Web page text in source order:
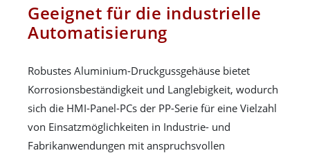
Geeignet für die industrielle
Automatisierung
Robustes Aluminium-Druckgussgehäuse bietet
Korrosionsbeständigkeit und Langlebigkeit, wodurch
sich die HMI-Panel-PCs der PP-Serie für eine Vielzahl
von Einsatzmöglichkeiten in Industrie- und
Fabrikanwendungen mit anspruchsvollen